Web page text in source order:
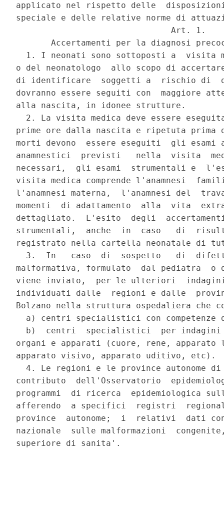
applicato nel rispetto delle
speciale e delle relative norme di
                               Art. 1.
Accertamenti per la diagnosi
1. I neonati sono sottoposti a  visita
o del neonatologo  allo scopo di
di identificare  soggetti a  rischio di
dovranno essere seguiti con  maggiore
alla nascita, in idonee strutture.
2. La visita medica deve essere
prime ore dalla nascita e ripetuta
morti devono  essere eseguiti  gli
anamnestici  previsti   nella  visita
necessari,  gli esami  strumentali e
visita medica comprende l'anamnesi
l'anamnesi materna,  l'anamnesi del
momenti  di adattamento  alla  vita
dettagliato.  L'esito  degli
strumentali,  anche  in  caso   di
registrato nella cartella neonatale di
3.  In   caso  di  sospetto   di
malformativa, formulato  dal pediatra  o
viene inviato,  per le ulteriori
individuati dalle  regioni e dalle
Bolzano nella struttura ospedaliera che
a) centri specialistici con competenze
b)  centri  specialistici  per
organi e apparati (cuore, rene, apparato
apparato visivo, apparato uditivo, etc).
4. Le regioni e le province autonome
contributo  dell'Osservatorio
programmi  di ricerca  epidemiologica
afferendo  a specifici  registri
province  autonome;  i  relativi  dati
nazionale  sulle malformazioni